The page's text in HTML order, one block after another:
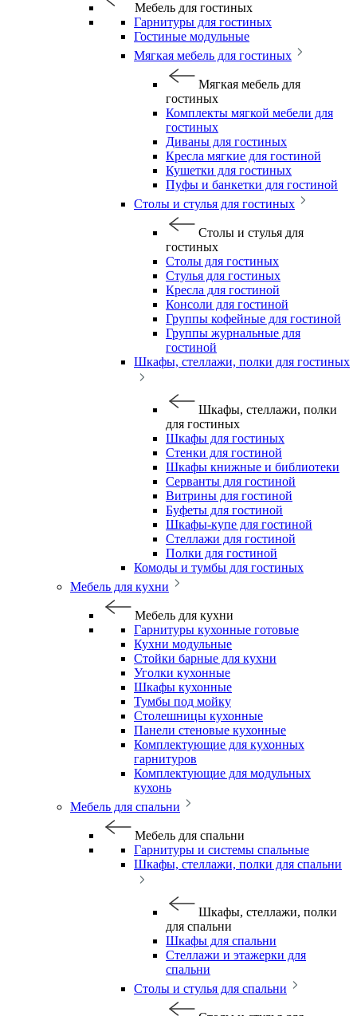
Мебель для гостиных
Гарнитуры для гостиных
Гостиные модульные
Мягкая мебель для гостиных
Мягкая мебель для
гостиных
Комплекты мягкой мебели для
гостиных
Диваны для гостиных
Кресла мягкие для гостиной
Кушетки для гостиных
Пуфы и банкетки для гостиной
Столы и стулья для гостиных
Столы и стулья для
гостиных
Столы для гостиных
Стулья для гостиных
Кресла для гостиной
Консоли для гостиной
Группы кофейные для гостиной
Группы журнальные для
гостиной
Шкафы, стеллажи, полки для гостиных
Шкафы, стеллажи, полки
для гостиных
Шкафы для гостиных
Стенки для гостиной
Шкафы книжные и библиотеки
Серванты для гостиной
Витрины для гостиной
Буфеты для гостиной
Шкафы-купе для гостиной
Стеллажи для гостиной
Полки для гостиной
Комоды и тумбы для гостиных
Мебель для кухни
Мебель для кухни
Гарнитуры кухонные готовые
Кухни модульные
Стойки барные для кухни
Уголки кухонные
Шкафы кухонные
Тумбы под мойку
Столешницы кухонные
Панели стеновые кухонные
Комплектующие для кухонных
гарнитуров
Комплектующие для модульных
кухонь
Мебель для спальни
Мебель для спальни
Гарнитуры и системы спальные
Шкафы, стеллажи, полки для спальни
Шкафы, стеллажи, полки
для спальни
Шкафы для спальни
Стеллажи и этажерки для
спальни
Столы и стулья для спальни